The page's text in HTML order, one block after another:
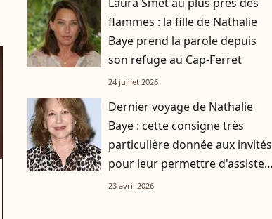
flammes : la fille de Nathalie
Baye prend la parole depuis
son refuge au Cap-Ferret
24 juillet 2026
Dernier voyage de Nathalie
Baye : cette consigne très
particulière donnée aux invités
pour leur permettre d'assister
à la cérémonie
23 avril 2026